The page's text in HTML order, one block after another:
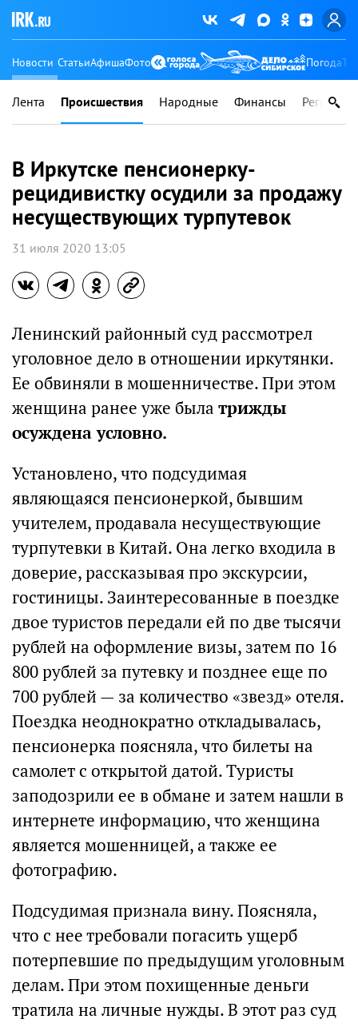
Новости СтатьиАфишаФото Погода
Лента Происшествия Народные Финансы Регионы
В Иркутске пенсионерку-
рецидивистку осудили за продажу
несуществующих турпутевок
31 июля 2020 13:05
Ленинский районный суд рассмотрел
уголовное дело в отношении иркутянки.
Ее обвиняли в мошенничестве. При этом
женщина ранее уже была трижды
осуждена условно.
Установлено, что подсудимая
являющаяся пенсионеркой, бывшим
учителем, продавала несуществующие
турпутевки в Китай. Она легко входила в
доверие, рассказывая про экскурсии,
гостиницы. Заинтересованные в поездке
двое туристов передали ей по две тысячи
рублей на оформление визы, затем по 16
800 рублей за путевку и позднее еще по
700 рублей — за количество «звезд» отеля.
Поездка неоднократно откладывалась,
пенсионерка поясняла, что билеты на
самолет с открытой датой. Туристы
заподозрили ее в обмане и затем нашли в
интернете информацию, что женщина
является мошенницей, а также ее
фотографию.
Подсудимая признала вину. Поясняла,
что с нее требовали погасить ущерб
потерпевшие по предыдущим уголовным
делам. При этом похищенные деньги
тратила на личные нужды. В этот раз суд